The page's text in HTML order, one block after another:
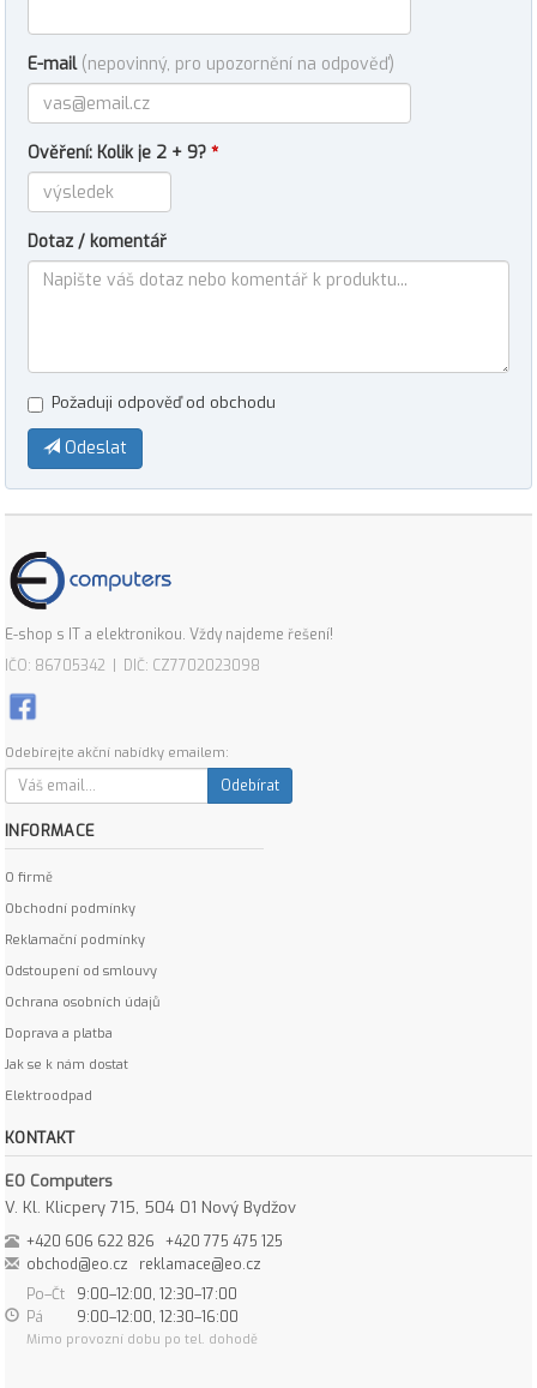
E-mail (nepovinný, pro upozornění na odpověď)
Ověření: Kolik je 2 + 9? *
Dotaz / komentář
Požaduji odpověď od obchodu
Odeslat
E-shop s IT a elektronikou. Vždy najdeme řešení!
IČO: 86705342 | DIČ: CZ7702023098
Odebírejte akční nabídky emailem:
Odebírat
INFORMACE
O firmě
Obchodní podmínky
Reklamační podmínky
Odstoupení od smlouvy
Ochrana osobních údajů
Doprava a platba
Jak se k nám dostat
Elektroodpad
KONTAKT
EO Computers
V. Kl. Klicpery 715, 504 01 Nový Bydžov
+420 606 622 826
+420 775 475 125
obchod@eo.cz
reklamace@eo.cz
Po–Čt
9:00–12:00, 12:30–17:00
Pá
9:00–12:00, 12:30–16:00
Mimo provozní dobu po tel. dohodě